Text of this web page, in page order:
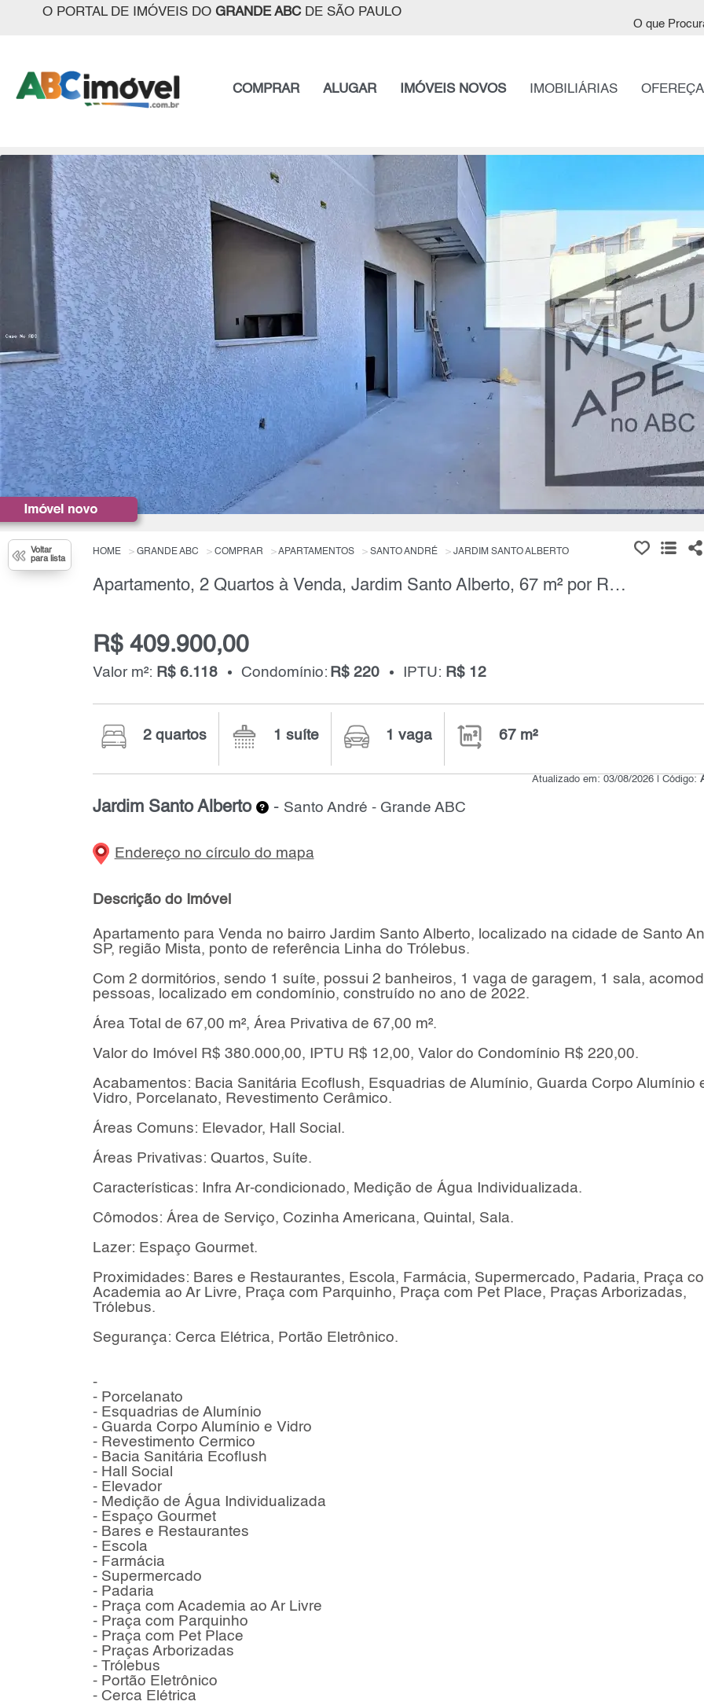
O PORTAL DE IMÓVEIS DO GRANDE ABCDE SÃO PAULO
O que
COMPRAR ALUGAR IMÓVEIS NOVOS IMOBILIÁRIAS
Voltar
para lista
HOME GRANDE ABC COMPRAR APARTAMENTOS SANTO ANDRÉ JARDIM SANTO ALBERTO
Apartamento, 2 Quartos à Venda, Jardim Santo Alberto, 67 m² por R$ 409.900,00
R$ 409.900,00
Valor m²: R$ 6.118 Condomínio: R$ 220 IPTU: R$ 12
2 quartos 1 suíte 1 vaga 67 m²
Atualizado em: 03/08/2026 | Código:
Jardim Santo Alberto - Santo André - Grande ABC
Endereço no círculo do mapa
Descrição do Imóvel
Apartamento para Venda no bairro Jardim Santo Alberto, localizado na cidade de Santo
SP, região Mista, ponto de referência Linha do Trólebus.
Com 2 dormitórios, sendo 1 suíte, possui 2 banheiros, 1 vaga de garagem, 1 sala,
pessoas, localizado em condomínio, construído no ano de 2022.
Área Total de 67,00 m², Área Privativa de 67,00 m².
Valor do Imóvel R$ 380.000,00, IPTU R$ 12,00, Valor do Condomínio R$ 220,00.
Acabamentos: Bacia Sanitária Ecoflush, Esquadrias de Alumínio, Guarda Corpo Alumínio
Vidro, Porcelanato, Revestimento Cerâmico.
Áreas Comuns: Elevador, Hall Social.
Áreas Privativas: Quartos, Suíte.
Características: Infra Ar-condicionado, Medição de Água Individualizada.
Cômodos: Área de Serviço, Cozinha Americana, Quintal, Sala.
Lazer: Espaço Gourmet.
Proximidades: Bares e Restaurantes, Escola, Farmácia, Supermercado, Padaria, Praça
Academia ao Ar Livre, Praça com Parquinho, Praça com Pet Place, Praças Arborizadas,
Trólebus.
Segurança: Cerca Elétrica, Portão Eletrônico.
-
- Porcelanato
- Esquadrias de Alumínio
- Guarda Corpo Alumínio e Vidro
- Revestimento Cermico
- Bacia Sanitária Ecoflush
- Hall Social
- Elevador
- Medição de Água Individualizada
- Espaço Gourmet
- Bares e Restaurantes
- Escola
- Farmácia
- Supermercado
- Padaria
- Praça com Academia ao Ar Livre
- Praça com Parquinho
- Praça com Pet Place
- Praças Arborizadas
- Trólebus
- Portão Eletrônico
- Cerca Elétrica